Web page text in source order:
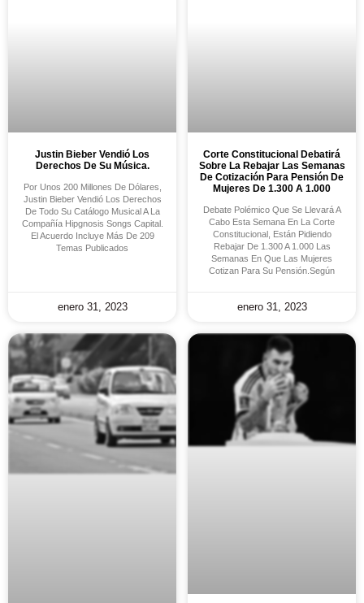
Justin Bieber Vendió Los
Derechos De Su Música.
Por Unos 200 Millones De Dólares,
Justin Bieber Vendió Los Derechos
De Todo Su Catálogo Musical A La
Compañía Hipgnosis Songs Capital.
El Acuerdo Incluye Más De 209
Temas Publicados
enero 31, 2023
Corte Constitucional Debatirá
Sobre La Rebajar Las Semanas
De Cotización Para Pensión De
Mujeres De 1.300 A 1.000
Debate Polémico Que Se Llevará A
Cabo Esta Semana En La Corte
Constitucional, Están Pidiendo
Rebajar De 1.300 A 1.000 Las
Semanas En Que Las Mujeres
Cotizan Para Su Pensión.Según
enero 31, 2023